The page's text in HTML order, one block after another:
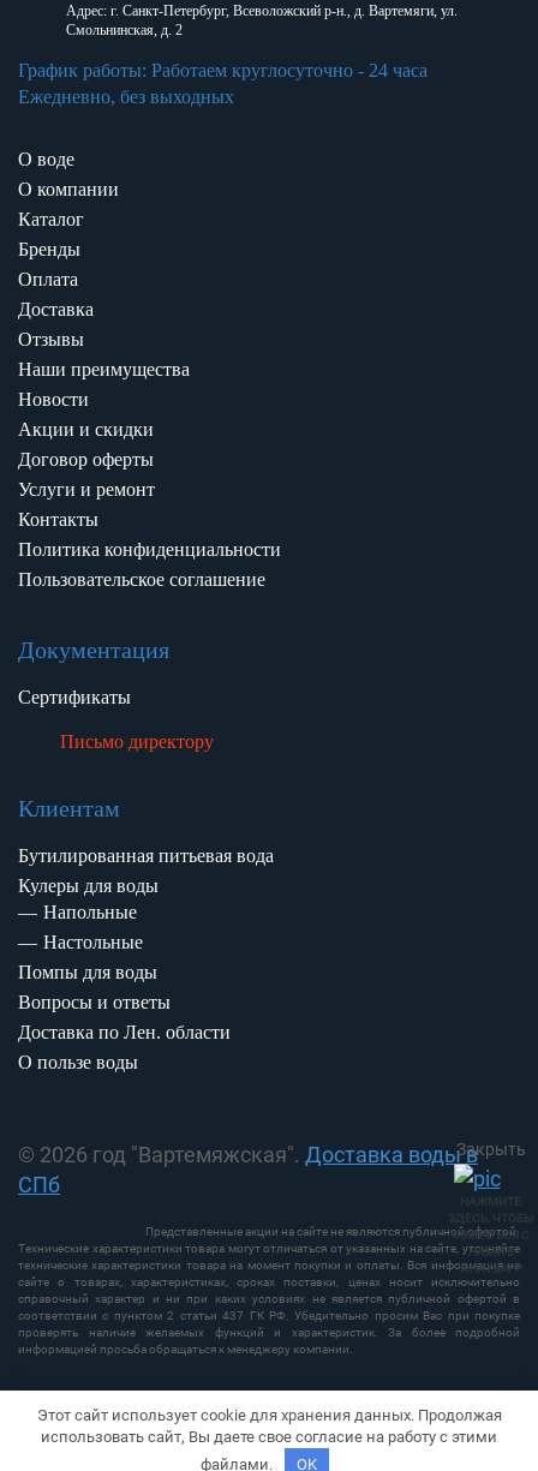
Адрес: г. Санкт-Петербург, Всеволожский р-н., д. Вартемяги, ул.
Смольнинская, д. 2
График работы: Работаем круглосуточно - 24 часа
Ежедневно, без выходных
О воде
О компании
Каталог
Бренды
Оплата
Доставка
Отзывы
Наши преимущества
Новости
Акции и скидки
Договор оферты
Услуги и ремонт
Контакты
Политика конфиденциальности
Пользовательское соглашение
Документация
Сертификаты
Письмо директору
Клиентам
Бутилированная питьевая вода
Кулеры для воды
Напольные
Настольные
Помпы для воды
Вопросы и ответы
Доставка по Лен. области
О пользе воды
© 2026 год "Вартемяжская". Доставка воды в
СПб
Представленные акции на сайте не являются публичной офертой.
Технические характеристики товара могут отличаться от указанных на сайте, уточняйте
технические характеристики товара на момент покупки и оплаты. Вся информация на
сайте о товарах, характеристиках, сроках поставки, ценах носит исключительно
справочный характер и ни при каких условиях не является публичной офертой в
соответствии с пунктом 2 статьи 437 ГК РФ. Убедительно просим Вас при покупке
проверять наличие желаемых функций и характеристик. За более подробной
информацией просьба обращаться к менеджеру компании.
Этот сайт использует cookie для хранения данных. Продолжая
использовать сайт, Вы даете свое согласие на работу с этими
файлами.
OK
Закрыть
НАЖМИТЕ
ЗДЕСЬ, ЧТОБЫ
СВЯЗАТЬСЯ С
НАМИ В
WHATSAPP